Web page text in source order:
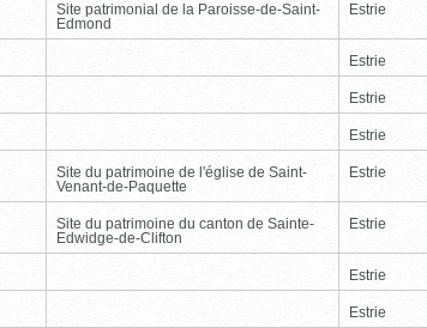
Site patrimonial de la Paroisse-de-Saint-
Edmond
Estrie
Estrie
Estrie
Estrie
Site du patrimoine de l'église de Saint-
Venant-de-Paquette
Estrie
Site du patrimoine du canton de Sainte-
Edwidge-de-Clifton
Estrie
Estrie
Estrie